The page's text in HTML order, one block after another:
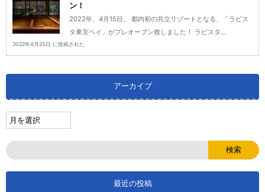
ン！
2022年、4月15日。 都内初の共立リゾートとなる、「ラビス
タ東京ベイ」がプレオープン致しました！ ラビスタ...
2022年4月25日 に投稿された
アーカイブ
最近の投稿